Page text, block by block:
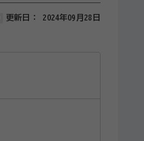
更新日： 2024年09月28日